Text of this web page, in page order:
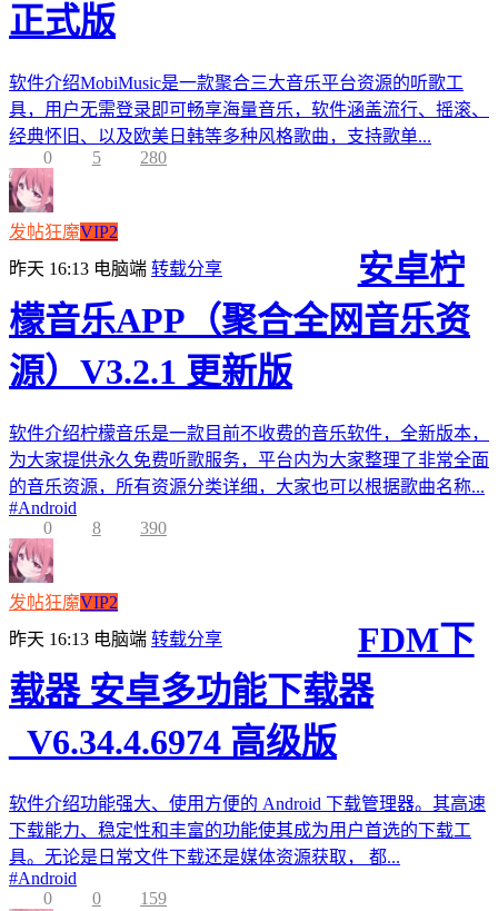
正式版
软件介绍MobiMusic是一款聚合三大音乐平台资源的听歌工
具，用户无需登录即可畅享海量音乐，软件涵盖流行、摇滚、
经典怀旧、以及欧美日韩等多种风格歌曲，支持歌单...
0
5 280
发帖狂魔VIP2
昨天 16:13 电脑端 转载分享
安卓柠
檬音乐APP（聚合全网音乐资
源）V3.2.1 更新版
软件介绍柠檬音乐是一款目前不收费的音乐软件，全新版本，
为大家提供永久免费听歌服务，平台内为大家整理了非常全面
的音乐资源，所有资源分类详细，大家也可以根据歌曲名称...
#Android
0
8 390
发帖狂魔VIP2
昨天 16:13 电脑端 转载分享
FDM下
载器 安卓多功能下载器
_V6.34.4.6974 高级版
软件介绍功能强大、使用方便的 Android 下载管理器。其高速
下载能力、稳定性和丰富的功能使其成为用户首选的下载工
具。无论是日常文件下载还是媒体资源获取， 都...
#Android
0
0 159